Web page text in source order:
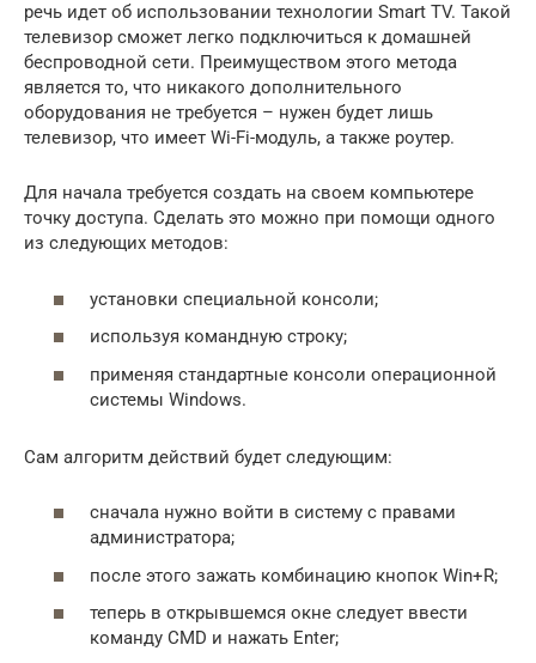
речь идет об использовании технологии Smart TV. Такой
телевизор сможет легко подключиться к домашней
беспроводной сети. Преимуществом этого метода
является то, что никакого дополнительного
оборудования не требуется – нужен будет лишь
телевизор, что имеет Wi-Fi-модуль, а также роутер.
Для начала требуется создать на своем компьютере
точку доступа. Сделать это можно при помощи одного
из следующих методов:
установки специальной консоли;
используя командную строку;
применяя стандартные консоли операционной
системы Windows.
Сам алгоритм действий будет следующим:
сначала нужно войти в систему с правами
администратора;
после этого зажать комбинацию кнопок Win+R;
теперь в открывшемся окне следует ввести
команду CMD и нажать Enter;